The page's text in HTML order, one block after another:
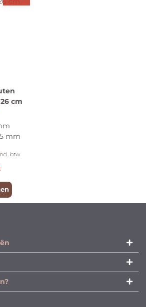
cm
mm
btw